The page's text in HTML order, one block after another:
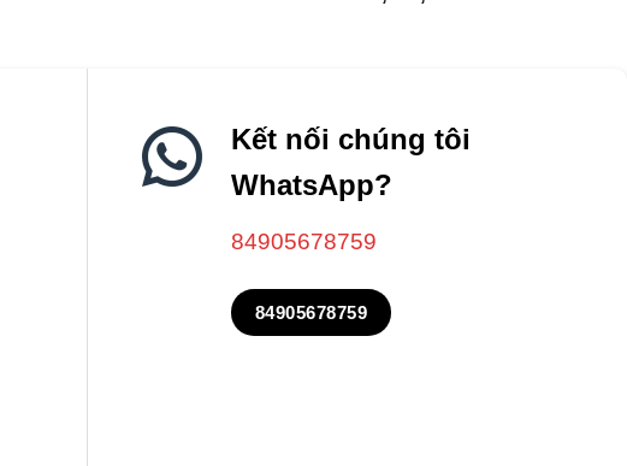
Kết nối chúng tôi
WhatsApp?
84905678759
84905678759